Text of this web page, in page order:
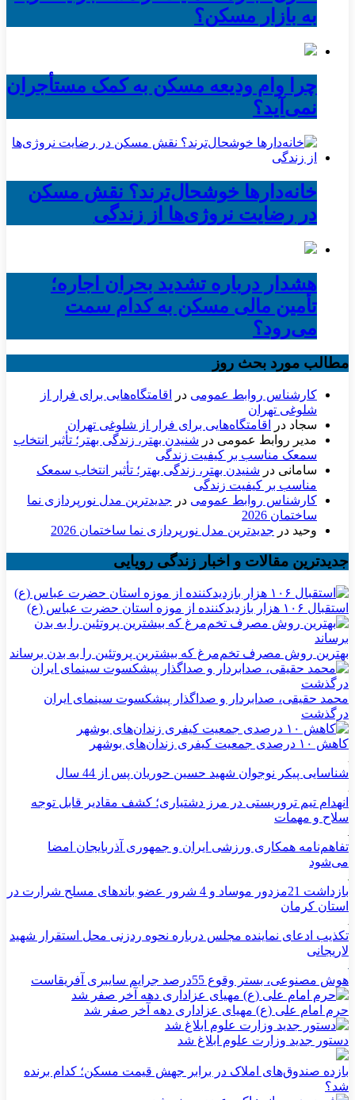
به بازار مسکن؟
چرا وام ودیعه مسکن به کمک مستأجران
نمی‌آید؟
خانه‌دارها خوشحال‌ترند؟ نقش مسکن
در رضایت نروژی‌ها از زندگی
هشدار درباره تشدید بحران اجاره؛
تأمین مالی مسکن به کدام سمت
می‌رود؟
مطالب مورد بحث روز
کارشناس روابط عمومی در
اقامتگاه‌هایی برای فرار از
شلوغی تهران
سجاد در
اقامتگاه‌هایی برای فرار از شلوغی تهران
مدیر روابط عمومی در شنیدن بهتر، زندگی بهتر؛ تأثیر انتخاب
سمعک مناسب بر کیفیت زندگی
سامانی در شنیدن بهتر، زندگی بهتر؛ تأثیر انتخاب سمعک
مناسب بر کیفیت زندگی
کارشناس روابط عمومی در جدیدترین مدل نورپردازی نما
ساختمان 2026
وحید در جدیدترین مدل نورپردازی نما ساختمان 2026
جدیدترین مقالات و اخبار زندگی رویایی
استقبال ۱۰۶ هزار بازدیدکننده از موزه استان حضرت عباس (ع)
بهترین روش مصرف تخم‌مرغ که بیشترین پروتئین را به بدن برساند
محمد حقیقی، صدابردار و صداگذار پیشکسوت سینمای ایران
درگذشت
کاهش ۱۰ درصدی جمعیت کیفری زندان‌های بوشهر
شناسایی پیکر نوجوان شهید حسین حوریان پس از 44 سال
انهدام تیم تروریستی در مرز دشتیاری؛ کشف مقادیر قابل توجه
سلاح و مهمات
تفاهم‌نامه همکاری ورزشی ایران و جمهوری آذربایجان امضا
می‌شود
بازداشت 21مزدور موساد و 4 شرور عضو باندهای مسلح شرارت در
استان کرمان
تکذیب ادعای نماینده مجلس درباره نحوه ردزنی محل استقرار شهید
لاریجانی
هوش مصنوعی، بستر وقوع 55درصد جرایم سایبری آفریقاست
حرم امام علی (ع) مهیای عزاداری دهه آخر صفر شد
دستور جدید وزارت علوم ابلاغ شد
بازده صندوق‌های املاک در برابر جهش قیمت مسکن؛ کدام برنده
شد؟